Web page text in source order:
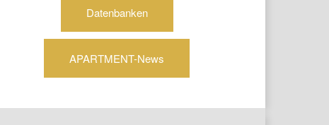
Datenbanken
APARTMENT-News